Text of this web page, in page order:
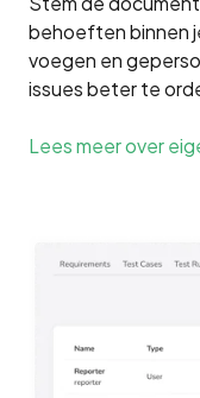
behoeften binnen
voegen en
issues beter te
Lees meer over